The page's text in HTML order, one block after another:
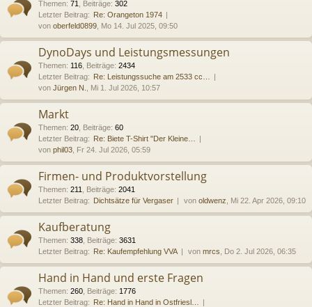
Themen: 71 Beiträge: 302
Letzter Beitrag: Re: Orangeton 1974
von oberfeld0899 , Mo 14. Jul 2025, 09:50
DynoDays und Leistungsmessungen
Themen: 116 Beiträge: 2434
Letzter Beitrag: Re: Leistungssuche am 2533 cc…
von Jürgen N. , Mi 1. Jul 2026, 10:57
Markt
Themen: 20 Beiträge: 60
Letzter Beitrag: Re: Biete T-Shirt "Der Kleine…
von phil03 , Fr 24. Jul 2026, 05:59
Firmen- und Produktvorstellung
Themen: 211 Beiträge: 2041
Letzter Beitrag: Dichtsätze für Vergaser von oldwenz , Mi 22. Apr 2026, 09:10
Kaufberatung
Themen: 338 Beiträge: 3631
Letzter Beitrag: Re: Kaufempfehlung VVA von mrcs , Do 2. Jul 2026, 06:35
Hand in Hand und erste Fragen
Themen: 260 Beiträge: 1776
Letzter Beitrag: Re: Hand in Hand in Ostfriesl…